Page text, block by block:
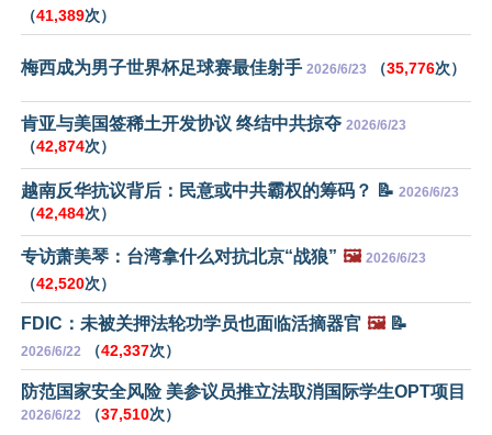
（41,389次）
梅西成为男子世界杯足球赛最佳射手 2026/6/23 （35,776次）
肯亚与美国签稀土开发协议 终结中共掠夺 2026/6/23
（42,874次）
越南反华抗议背后：民意或中共霸权的筹码？ 📝 2026/6/23
（42,484次）
专访萧美琴：台湾拿什么对抗北京“战狼” 🖼️ 2026/6/23
（42,520次）
FDIC：未被关押法轮功学员也面临活摘器官 🖼️📝
2026/6/22 （42,337次）
防范国家安全风险 美参议员推立法取消国际学生OPT项目
2026/6/22 （37,510次）